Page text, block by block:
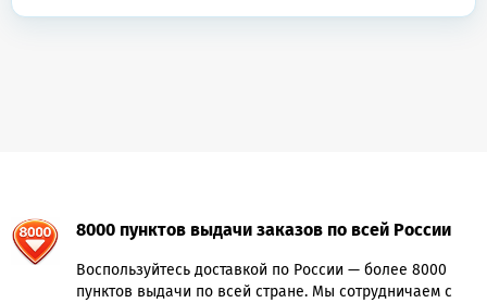
8000 пунктов выдачи заказов по всей России
Воспользуйтесь доставкой по России — более 8000
пунктов выдачи по всей стране. Мы сотрудничаем с